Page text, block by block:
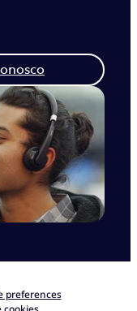
page
preferences